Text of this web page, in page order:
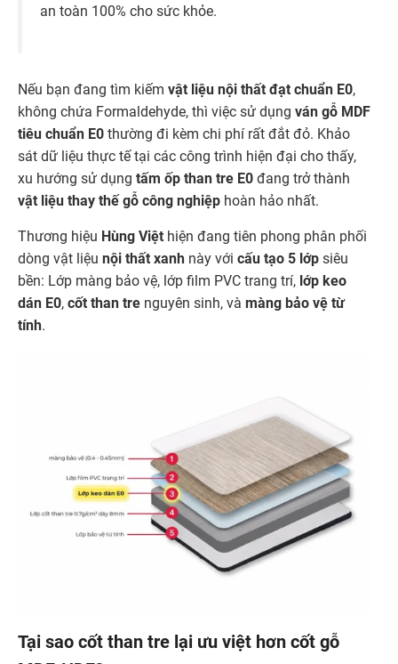
an toàn 100% cho sức khỏe.
Nếu bạn đang tìm kiếm vật liệu nội thất đạt chuẩn E0,
không chứa Formaldehyde, thì việc sử dụng ván gỗ MDF
tiêu chuẩn E0 thường đi kèm chi phí rất đắt đỏ. Khảo
sát dữ liệu thực tế tại các công trình hiện đại cho thấy,
xu hướng sử dụng tấm ốp than tre E0 đang trở thành
vật liệu thay thế gỗ công nghiệp hoàn hảo nhất.
Thương hiệu Hùng Việt hiện đang tiên phong phân phối
dòng vật liệu nội thất xanh này với cấu tạo 5 lớp siêu
bền: Lớp màng bảo vệ, lớp film PVC trang trí, lớp keo
dán E0, cốt than tre nguyên sinh, và màng bảo vệ từ
tính.
Tại sao cốt than tre lại ưu việt hơn cốt gỗ